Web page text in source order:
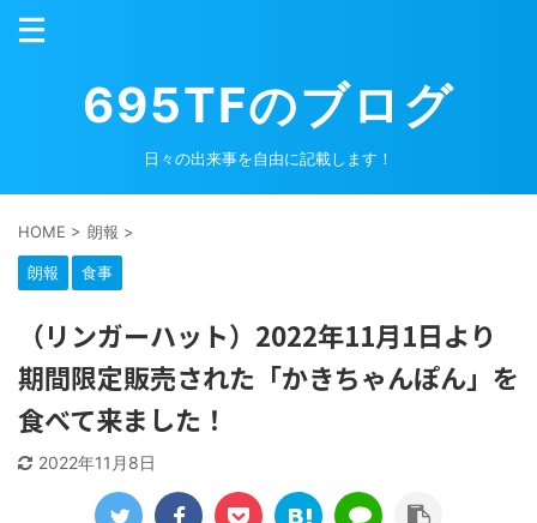
695TFのブログ
日々の出来事を自由に記載します！
HOME > 朗報 >
朗報 食事
（リンガーハット）2022年11月1日より
期間限定販売された「かきちゃんぽん」を
食べて来ました！
2022年11月8日